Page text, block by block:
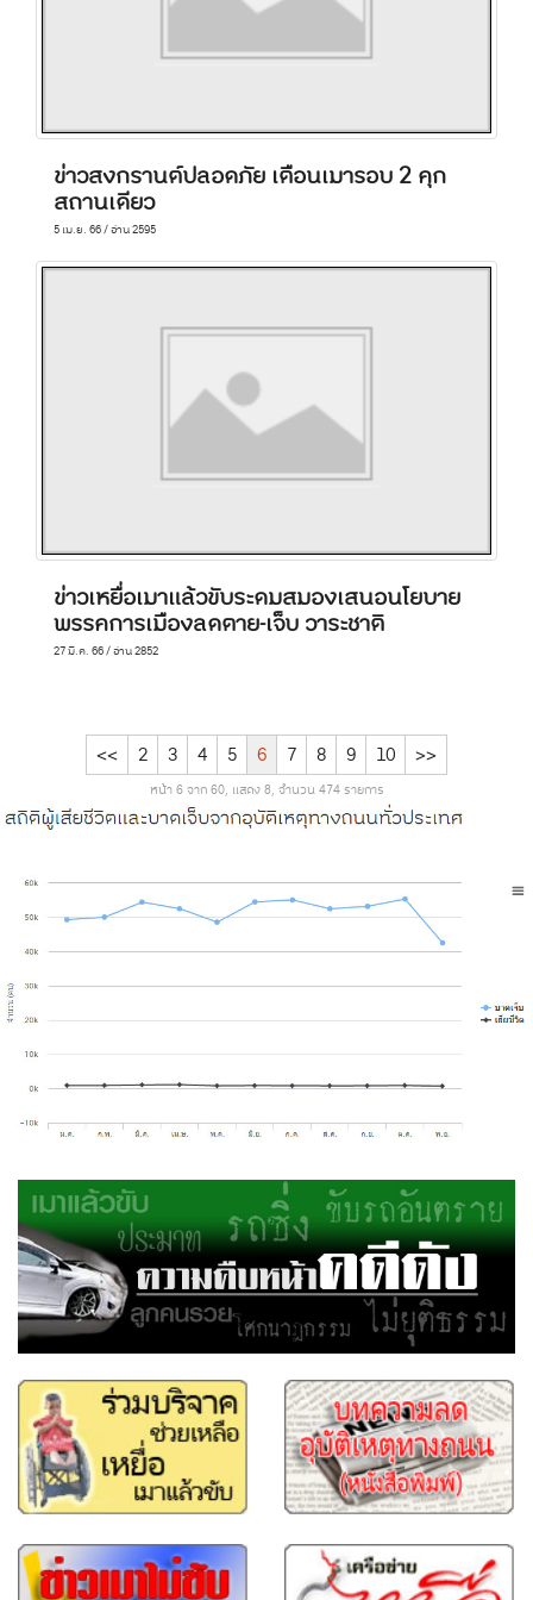
ข่าวสงกรานต์ปลอดภัย เตือนเมารอบ 2 คุก
สถานเดียว
5 เม.ย. 66 / อ่าน 2595
ข่าวเหยื่อเมาแล้วขับระดมสมองเสนอนโยบาย
พรรคการเมืองลดตาย-เจ็บ วาระชาติ
27 มี.ค. 66 / อ่าน 2852
<< 2 3 4 5 6 7 8 9 10 >>
หน้า 6 จาก 60, แสดง 8, จำนวน 474 รายการ